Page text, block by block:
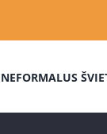
NEFORMALUS